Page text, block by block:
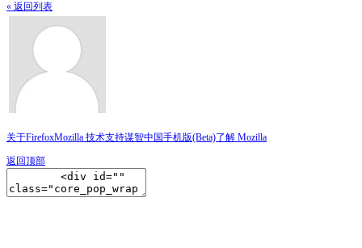
« 返回列表
关于FirefoxMozilla 技术支持谋智中国手机版(Beta)了解 Mozilla
返回顶部